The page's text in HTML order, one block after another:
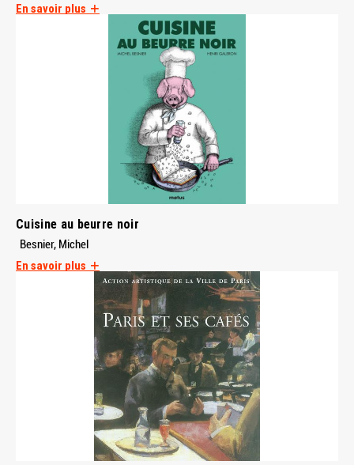
En savoir plus
Cuisine au beurre noir
Besnier, Michel
En savoir plus